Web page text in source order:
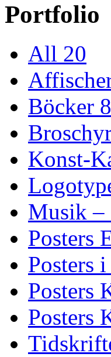
Portfolio
All 20
Böcker 8
Konst-
Musik –
Posters
Posters
Posters
Posters